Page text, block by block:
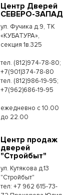
Центр Дверей
СЕВЕРО-ЗАПАД
ул. Фучика д.9, ТК
«КУБАТУРА»,
секция 1в.325
тел. (812)974-78-80;
+7(901)374-78-80
тел. (812)986-19-95;
+7(962)686-19-95
ежедневно с 10.00
до 22.00
Центр продаж
дверей
"Стройбыт"
ул. Кутякова д.13
"Стройбыт"
тел: +7 962 615-73-